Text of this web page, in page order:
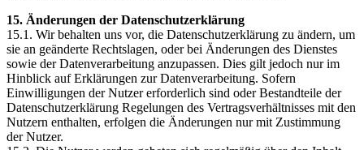
15. Änderungen der Datenschutzerklärung
15.1. Wir behalten uns vor, die Datenschutzerklärung zu ändern, um
sie an geänderte Rechtslagen, oder bei Änderungen des Dienstes
sowie der Datenverarbeitung anzupassen. Dies gilt jedoch nur im
Hinblick auf Erklärungen zur Datenverarbeitung. Sofern
Einwilligungen der Nutzer erforderlich sind oder Bestandteile der
Datenschutzerklärung Regelungen des Vertragsverhältnisses mit den
Nutzern enthalten, erfolgen die Änderungen nur mit Zustimmung
der Nutzer.